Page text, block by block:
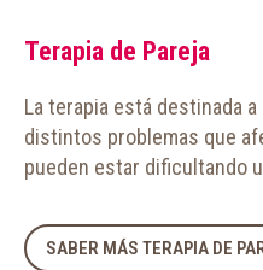
Terapia de Pareja
La terapia está destinada
distintos problemas que
pueden estar dificultando
SABER MÁS TERAPIA DE